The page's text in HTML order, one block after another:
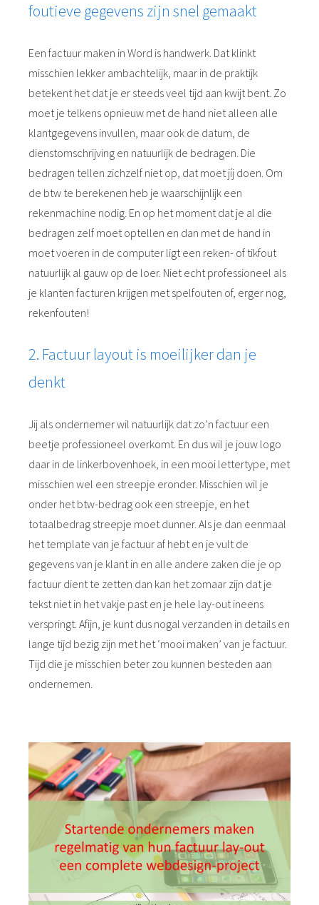
foutieve gegevens zijn snel gemaakt
Een factuur maken in Word is handwerk. Dat klinkt
misschien lekker ambachtelijk, maar in de praktijk
betekent het dat je er steeds veel tijd aan kwijt bent. Zo
moet je telkens opnieuw met de hand niet alleen alle
klantgegevens invullen, maar ook de datum, de
dienstomschrijving en natuurlijk de bedragen. Die
bedragen tellen zichzelf niet op, dat moet jíj doen. Om
de btw te berekenen heb je waarschijnlijk een
rekenmachine nodig. En op het moment dat je al die
bedragen zelf moet optellen en dan met de hand in
moet voeren in de computer ligt een reken- of tikfout
natuurlijk al gauw op de loer. Niet echt professioneel als
je klanten facturen krijgen met spelfouten of, erger nog,
rekenfouten!
2. Factuur layout is moeilijker dan je
denkt
Jij als ondernemer wil natuurlijk dat zo’n factuur een
beetje professioneel overkomt. En dus wil je jouw logo
daar in de linkerbovenhoek, in een mooi lettertype, met
misschien wel een streepje eronder. Misschien wil je
onder het btw-bedrag ook een streepje, en het
totaalbedrag streepje moet dunner. Als je dan eenmaal
het template van je factuur af hebt en je vult de
gegevens van je klant in en alle andere zaken die je op
factuur dient te zetten dan kan het zomaar zijn dat je
tekst niet in het vakje past en je hele lay-out ineens
verspringt. Afijn, je kunt dus nogal verzanden in details en
lange tijd bezig zijn met het ‘mooi maken’ van je factuur.
Tijd die je misschien beter zou kunnen besteden aan
ondernemen.